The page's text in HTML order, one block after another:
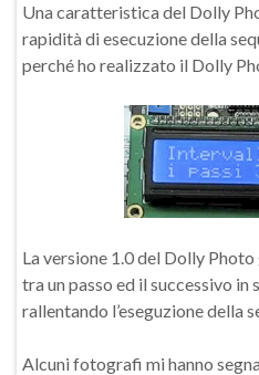
Una caratteristica del Dolly
rapidità di esecuzione della
perché ho realizzato il Dolly
La versione 1.0 del Dolly
tra un passo ed il successivo in
rallentando l’eseguzione della
Alcuni fotografi mi hanno